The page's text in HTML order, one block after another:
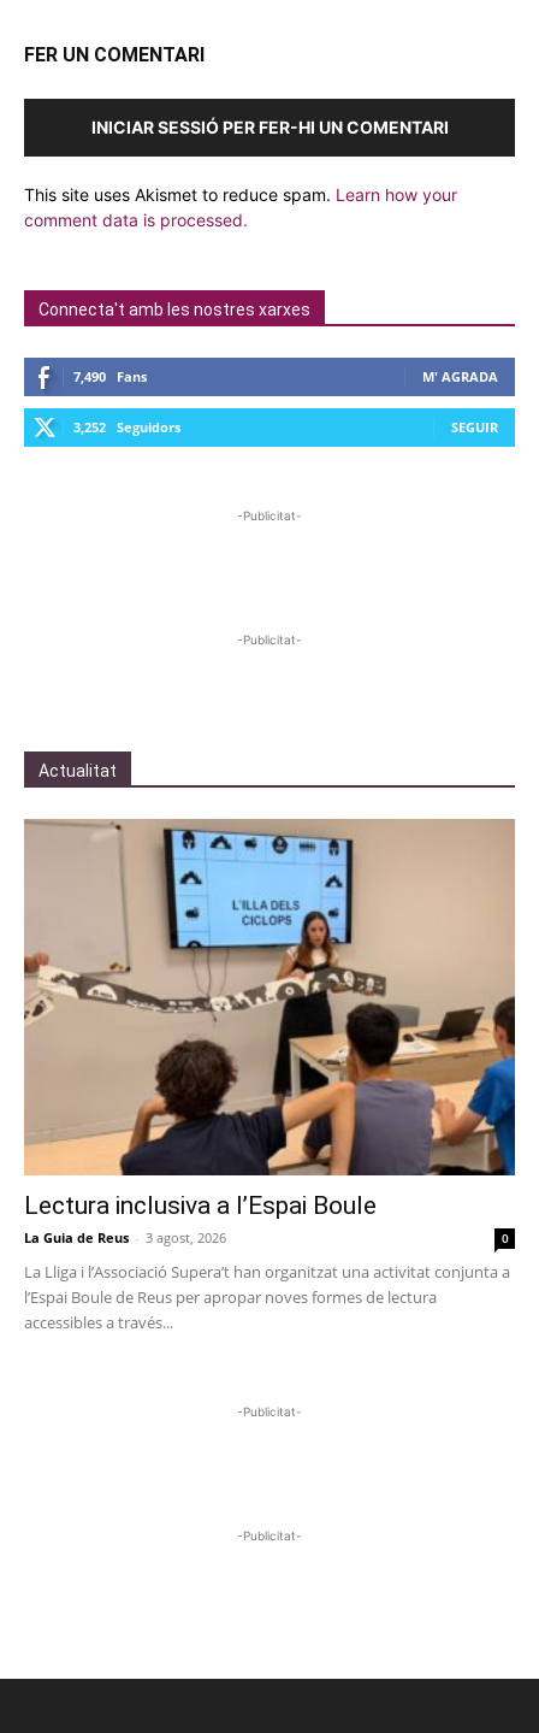
FER UN COMENTARI
INICIAR SESSIÓ PER FER-HI UN COMENTARI
This site uses Akismet to reduce spam. Learn how your
comment data is processed.
Connecta't amb les nostres xarxes
7,490 Fans M' AGRADA
3,252 Seguidors SEGUIR
-Publicitat-
-Publicitat-
Actualitat
Lectura inclusiva a l’Espai Boule
La Guia de Reus - 3 agost, 2026 0
La Lliga i l’Associació Supera’t han organitzat una activitat conjunta a
l’Espai Boule de Reus per apropar noves formes de lectura
accessibles a través...
-Publicitat-
-Publicitat-